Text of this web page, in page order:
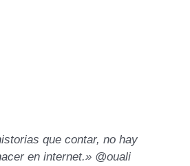
que contar, no hay
en internet.» @ouali